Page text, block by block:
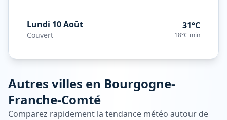
Lundi 10 Août
Couvert
31°C
18°C min
Autres villes en Bourgogne-
Franche-Comté
Comparez rapidement la tendance météo autour de